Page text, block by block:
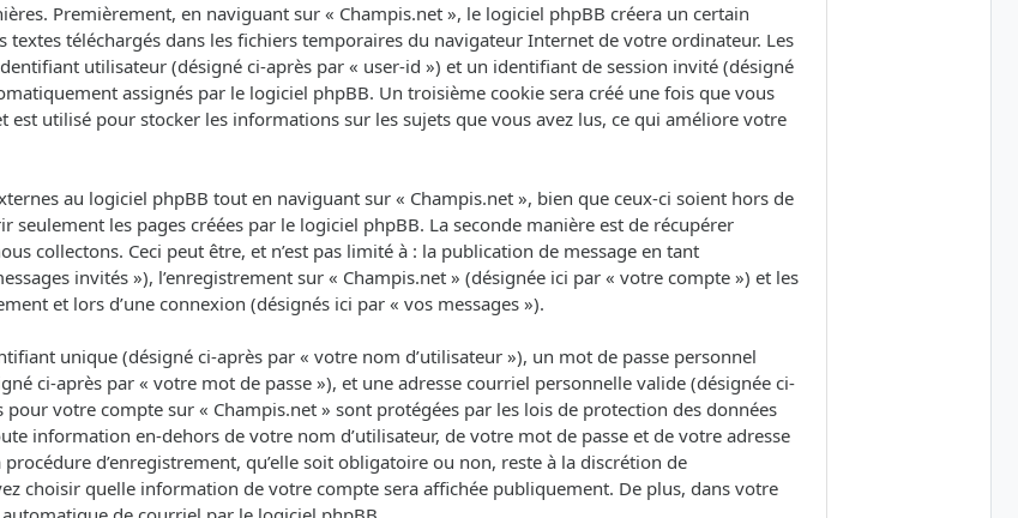
Premièrement, en naviguant sur « Champis.net », le logiciel phpBB créera un certain
téléchargés dans les fichiers temporaires du navigateur Internet de votre ordinateur. Les
utilisateur (désigné ci-après par « user-id ») et un identifiant de session invité (désigné
assignés par le logiciel phpBB. Un troisième cookie sera créé une fois que vous
est utilisé pour stocker les informations sur les sujets que vous avez lus, ce qui améliore votre
au logiciel phpBB tout en naviguant sur « Champis.net », bien que ceux-ci soient hors de
les pages créées par le logiciel phpBB. La seconde manière est de récupérer
collectons. Ceci peut être, et n’est pas limité à : la publication de message en tant
invités »), l’enregistrement sur « Champis.net » (désignée ici par « votre compte ») et les
et lors d’une connexion (désignés ici par « vos messages »).
unique (désigné ci-après par « votre nom d’utilisateur »), un mot de passe personnel
ci-après par « votre mot de passe »), et une adresse courriel personnelle valide (désignée ci-
votre compte sur « Champis.net » sont protégées par les lois de protection des données
information en-dehors de votre nom d’utilisateur, de votre mot de passe et de votre adresse
d’enregistrement, qu’elle soit obligatoire ou non, reste à la discrétion de
choisir quelle information de votre compte sera affichée publiquement. De plus, dans votre